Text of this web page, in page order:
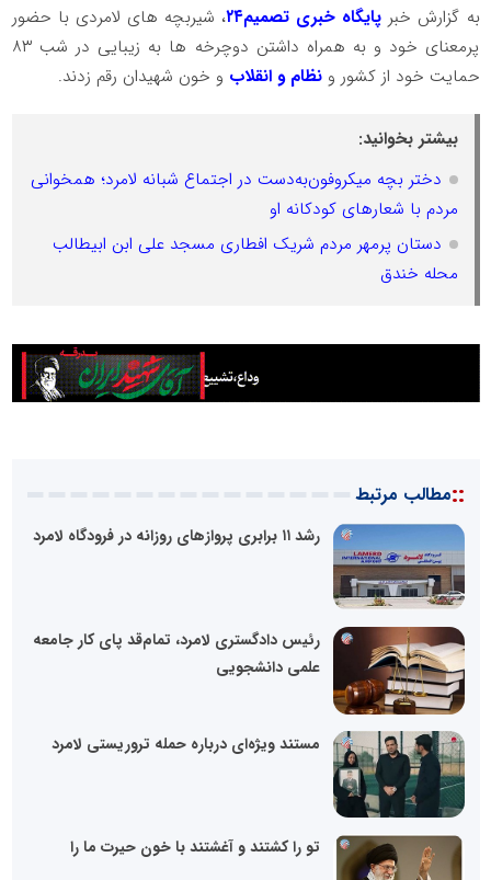
به گزارش خبر پایگاه خبری تصمیم۲۴
، شیربچه های لامردی با حضور
پرمعنای خود و به همراه داشتن دوچرخه ها به زیبایی در شب ۸۳
حمایت خود از کشور و نظام و انقلاب و خون شهیدان رقم زدند.
بیشتر بخوانید:
دختر بچه میکروفون‌به‌دست در اجتماع شبانه لامرد؛ همخوانی
مردم با شعارهای کودکانه او
دستان پرمهر مردم شریک افطاری مسجد علی ابن ابیطالب
محله خندق
::مطالب مرتبط
رشد ۱۱ برابری پروازهای روزانه در فرودگاه لامرد
رئیس دادگستری لامرد، تمام‌قد پای کار جامعه
علمی دانشجویی
مستند ویژه‌ای درباره حمله تروریستی لامرد
تو را کشتند و آغشتند با خون حیرت ما را